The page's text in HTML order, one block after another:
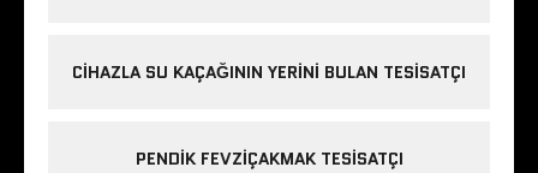
CIHAZLA SU KAÇAĞININ YERINI BULAN TESISATÇI
PENDIK FEVZIÇAKMAK TESISATÇI